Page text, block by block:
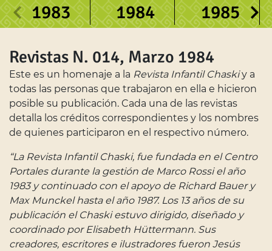
1983 1984 1985
Revistas N. 014, Marzo 1984
Este es un homenaje a la Revista Infantil Chaskiy a
todas las personas que trabajaron en ella e hicieron
posible su publicación. Cada una de las revistas
detalla los créditos correspondientes y los nombres
de quienes participaron en el respectivo número.
“La Revista Infantil Chaski, fue fundada en el Centro
Portales durante la gestión de Marco Rossi el año
1983 y continuado con el apoyo de Richard Bauer y
Max Munckel hasta el año 1987. Los 13 años de su
publicación el Chaski estuvo dirigido, diseñado y
coordinado por Elisabeth Hüttermann. Sus
creadores, escritores e ilustradores fueron Jesús